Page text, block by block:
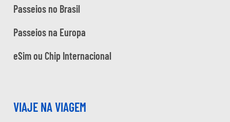
Passeios no Brasil
Passeios na Europa
eSim ou Chip Internacional
VIAJE NA VIAGEM